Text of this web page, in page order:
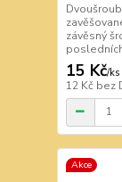
závěsný
15 Kč/ks
12 Kč bez
Akce